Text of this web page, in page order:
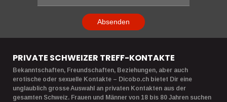
Absenden
PRIVATE SCHWEIZER TREFF-KONTAKTE
Bekanntschaften, Freundschaften, Beziehungen, aber auch
erotische oder sexuelle Kontakte – Dicobo.ch bietet Dir eine
unglaublich grosse Auswahl an privaten Kontakten aus der
gesamten Schweiz. Frauen und Männer von 18 bis 80 Jahren suchen